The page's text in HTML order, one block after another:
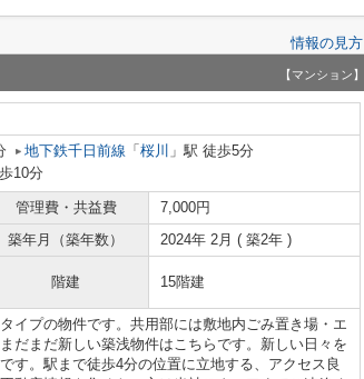
情報の見方
【マンション】
地下鉄千日前線 「 桜川 」駅 徒歩5分
10分
管理費・共益費
7,000円
築年月（築年数） 2024年 2月 ( 築2年 )
階建 15階建
イプの物件です。共用部には敷地内ごみ置き場・エ
だまだ新しい築浅物件はこちらです。新しい日々を
す。駅まで徒歩4分の位置に立地する、アクセス良